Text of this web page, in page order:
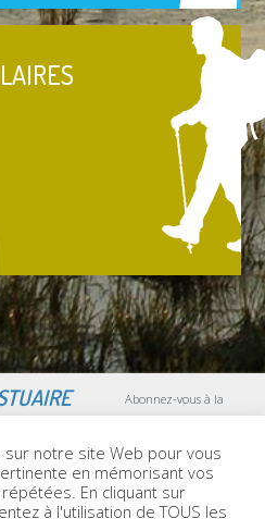
Abonnez-vous à la
notre site Web pour vous
en mémorisant vos
En cliquant sur
à l'utilisation de TOUS les